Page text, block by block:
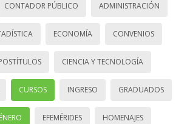
CONTADOR PÚBLICO ADMINISTRACIÓN
ECONOMÍA CONVENIOS
CIENCIA Y TECNOLOGÍA
CURSOS INGRESO GRADUADOS
EFEMÉRIDES HOMENAJES